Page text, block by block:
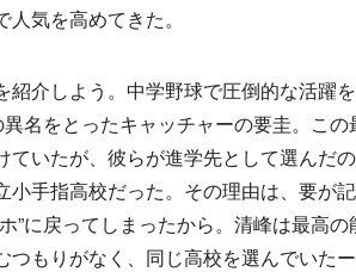
人気を高めてきた。
紹介しよう。中学野球で圧倒的な活躍
異名をとったキャッチャーの要圭。こ
ていたが、彼らが進学先として選んだ
小手指高校だった。その理由は、要が
”に戻ってしまったから。清峰は最高
つもりがなく、同じ高校を選んでいたー